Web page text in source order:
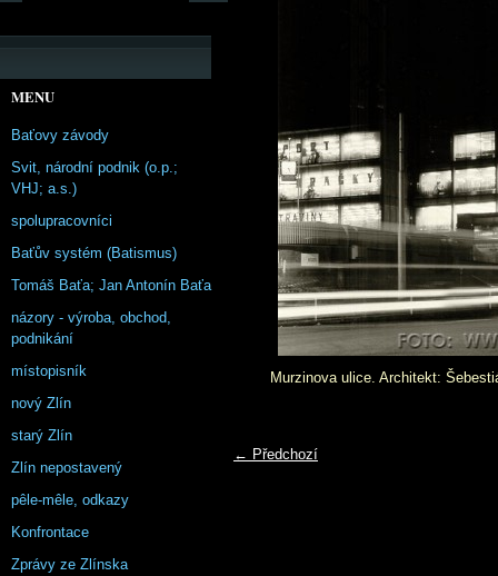
Murzinova ulice. Architekt:
← Předchozí
MENU
Baťovy závody
Svit, národní podnik (o.p.;
VHJ; a.s.)
spolupracovníci
Baťův systém (Batismus)
Tomáš Baťa; Jan Antonín Baťa
názory - výroba, obchod,
podnikání
místopisník
nový Zlín
starý Zlín
Zlín nepostavený
pêle-mêle, odkazy
Konfrontace
Zprávy ze Zlínska